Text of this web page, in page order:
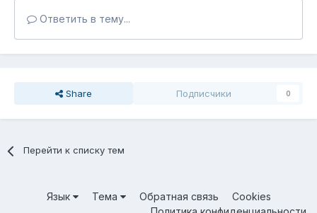
Ответить в тему...
Share Подписчики 0
Перейти к списку тем
Язык Тема Обратная связь
Cookies